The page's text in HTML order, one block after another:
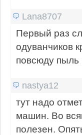
Lana8707
Первый раз
одуванчиков
повсюду пыль
nastya12
тут надо
машин. Во
полезен.